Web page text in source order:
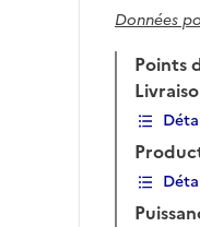
Données
Points